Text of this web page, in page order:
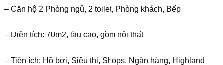
– Căn hộ 2 Phòng ngủ, 2 toilet, Phòng khách, Bếp
– Diện tích: 70m2, lầu cao, gồm nội thất
– Tiện ích: Hồ bơi, Siêu thị, Shops, Ngân hàng, Highland